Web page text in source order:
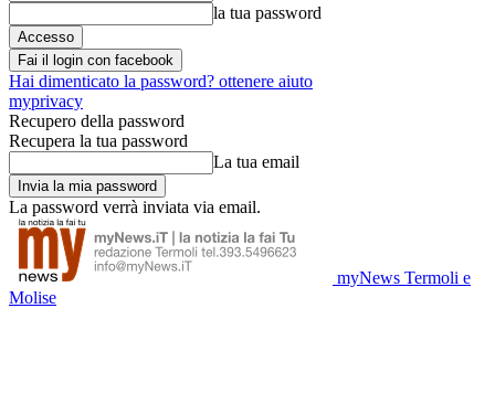
la tua password
Fai il login con facebook
Hai dimenticato la password? ottenere aiuto
myprivacy
Recupero della password
Recupera la tua password
La tua email
La password verrà inviata via email.
myNews Termoli e
Molise